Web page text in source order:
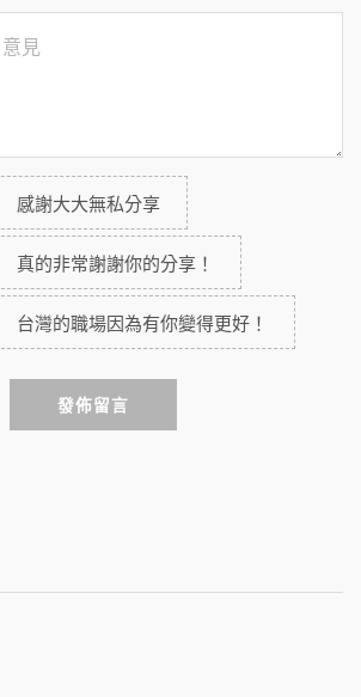
感謝大大無私分享
真的非常謝謝你的分享！
台灣的職場因為有你變得更好！
發佈留言